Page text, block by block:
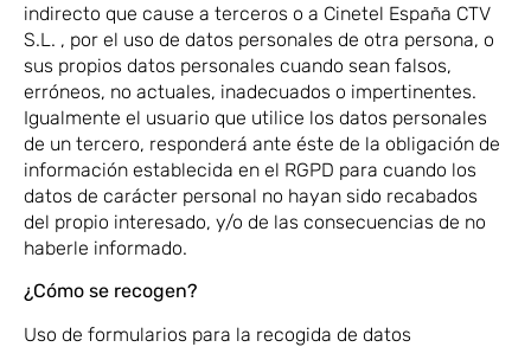
indirecto que cause a terceros o a Cinetel España CTV
S.L. , por el uso de datos personales de otra persona, o
sus propios datos personales cuando sean falsos,
erróneos, no actuales, inadecuados o impertinentes.
Igualmente el usuario que utilice los datos personales
de un tercero, responderá ante éste de la obligación de
información establecida en el RGPD para cuando los
datos de carácter personal no hayan sido recabados
del propio interesado, y/o de las consecuencias de no
haberle informado.
¿Cómo se recogen?
Uso de formularios para la recogida de datos